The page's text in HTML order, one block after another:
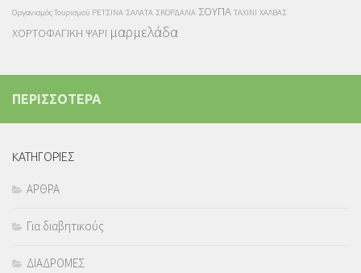
Οργανισμός Τουρισμού ΡΕΤΣΙΝΑ ΣΑΛΑΤΑ ΣΚΟΡΔΑΛΙΑ ΣΟΥΠΑ ΤΑΧΙΝΙ ΧΑΛΒΑΣ
ΧΟΡΤΟΦΑΓΙΚΗ ΨΑΡΙ μαρμελάδα
ΠΕΡΙΣΣΟΤΕΡΑ
KΑΤΗΓΟΡΙΕΣ
ΑΡΘΡΑ
Για διαβητικούς
ΔΙΑΔΡΟΜΕΣ